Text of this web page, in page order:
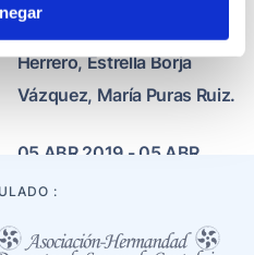
Herrero, Estrella Borja
Vázquez, María Puras Ruiz.
05 ABR 2019 - 05 ABR
2019
Semipresencial
: